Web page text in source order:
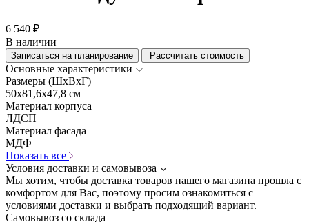
6 540 ₽
В наличии
Записаться на планирование Рассчитать стоимость
Основные характеристики
Размеры (ШхВхГ)
50x81,6x47,8 см
Материал корпуса
ЛДСП
Материал фасада
МДФ
Показать все
Условия доставки и самовывоза
Мы хотим, чтобы доставка товаров нашего магазина прошла с
комфортом для Вас, поэтому просим ознакомиться с
условиями доставки и выбрать подходящий вариант.
Самовывоз со склада